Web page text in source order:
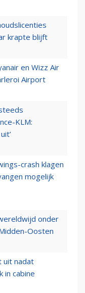
krapte blijft
en Wizz Air
Airport
KLM:
crash klagen
mogelijk
onder
Oosten
uit nadat
in cabine